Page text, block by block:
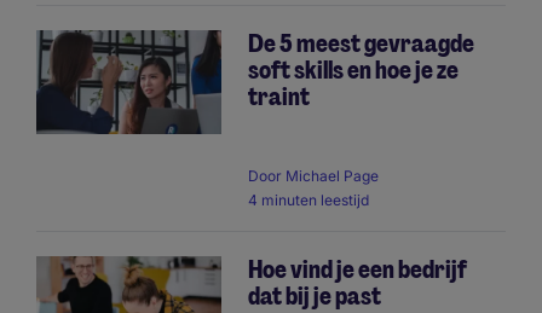
De 5 meest gevraagde
soft skills en hoe je ze
traint
Door Michael Page
4 minuten leestijd
Hoe vind je een bedrijf
dat bij je past